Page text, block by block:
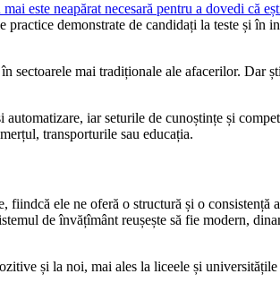
mai este neapărat necesară pentru a dovedi că
demonstrate de candidați la teste și în
sectoarele mai tradiționale ale afacerilor. Dar
iar seturile de cunoștințe și
transporturile sau educația.
ele ne oferă o structură și o consistență
de învățîmânt reușește să fie modern,
și la noi, mai ales la liceele și